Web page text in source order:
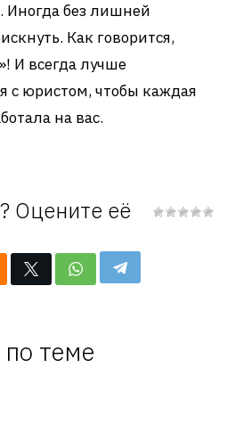
Иногда без лишней
Как говорится,
И всегда лучше
с юристом, чтобы каждая
на вас.
Оцените её
теме